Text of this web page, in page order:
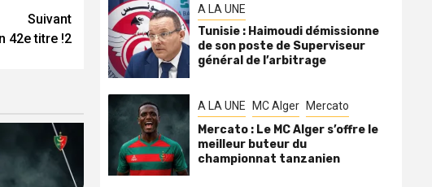
Suivant
42e titre !2
A LA UNE
Tunisie : Haimoudi démissionne
de son poste de Superviseur
général de l’arbitrage
A LA UNE MC Alger Mercato
Mercato : Le MC Alger s’offre le
meilleur buteur du
championnat tanzanien